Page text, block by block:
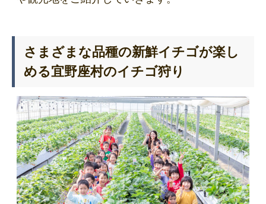
さまざまな品種の新鮮イチゴが楽し
める宜野座村のイチゴ狩り